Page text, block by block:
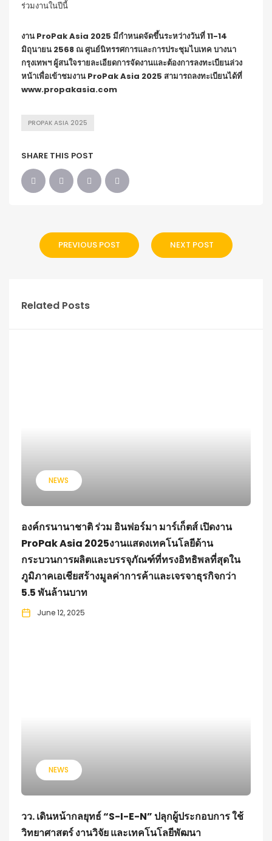
ร่วมงานในปีนี้
งาน ProPak Asia 2025 มีกำหนดจัดขึ้นระหว่างวันที่11-14
มิถุนายน 2568 ณ ศูนย์นิทรรศการและการประชุมไบเทค บางนา
กรุงเทพฯ ผู้สนใจรายละเอียดการจัดงานและต้องการลงทะเบียนล่วง
หน้าเพื่อเข้าชมงาน ProPak Asia 2025 สามารถลงทะเบียนได้ที่
www.propakasia.com
PROPAK ASIA 2025
SHARE THIS POST
PREVIOUS POST NEXT POST
Related Posts
NEWS
องค์กรนานาชาติ ร่วม อินฟอร์มา มาร์เก็ตส์ เปิดงาน
ProPak Asia 2025งานแสดงเทคโนโลยีด้าน
กระบวนการผลิตและบรรจุภัณฑ์ที่ทรงอิทธิพลที่สุดใน
ภูมิภาคเอเชียสร้างมูลค่าการค้าและเจรจาธุรกิจกว่า
5.5 พันล้านบาท
June 12, 2025
NEWS
วว. เดินหน้ากลยุทธ์ “S-I-E-N” ปลุกผู้ประกอบการ ใช้
วิทยาศาสตร์ งานวิจัย และเทคโนโลยีพัฒนา